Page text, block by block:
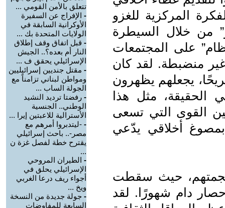
المركزية للغزو
من خلال السيطرة
على المجتمعات
منضبطة. لقد كان
يجعلهم يظهرون
الحقيقة، مثل هذا
القوى التي تسعى
أخلاقي يدّعي
ذروة هجمتهم، حيث سقطت
حصار دام شهورًا. لقد
تتعلق بالأمن القومي ...
- الإفراج عن السفيرة
الأوكرانية السابقة في
الولايات المتحدة بك ...
- قبل اتفاق وقف إطلاق
النار أم بعده؟.. الجيش
الإسرائيلي يحقق ف ...
- مقتل جنديين إسرائيليين
ومواطن لبناني تزامناً مع
الجولة الساب ...
- رفضتا ترديد النشيد
الوطني.. الجنسية
الأسترالية للاعبتين إيرا ...
- -ليتدبروا أمرهم مع
مصر-.. باحث إسرائيلي
يقترح خطة لفصل غزة ن
...
- الطيران المروحي
الإسرائيلي يحلق في
أجواء ريف درعا الغربي
ويخ ...
- جولة جديدة من النسخة
السابعة للمفاوضات